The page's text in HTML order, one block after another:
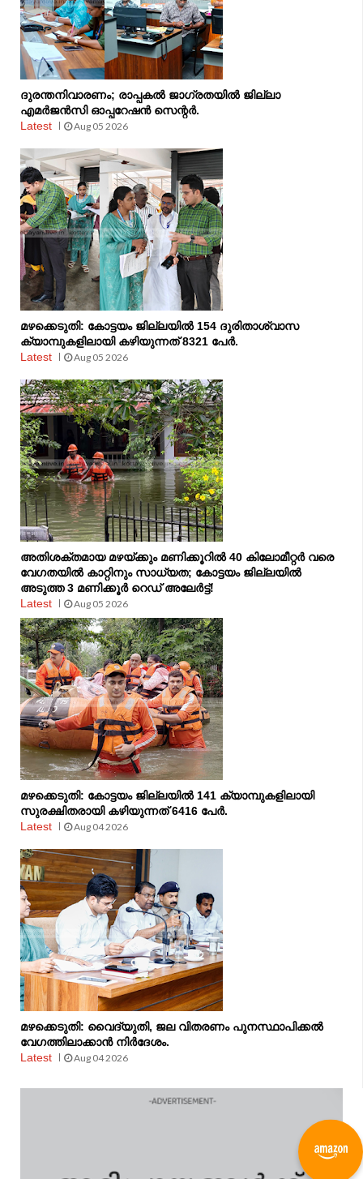
ദുരന്തനിവാരണം; രാപ്പകല്‍ ജാഗ്രതയില്‍ ജില്ലാ
എമര്‍ജന്‍സി ഓപ്പറേഷന്‍ സെന്റര്‍.
Latest
Aug 05 2026
മഴക്കെടുതി: കോട്ടയം ജില്ലയിൽ 154 ദുരിതാശ്വാസ
ക്യാമ്പുകളിലായി കഴിയുന്നത് 8321 പേർ.
Latest
Aug 05 2026
അതിശക്തമായ മഴയ്ക്കും മണിക്കൂറിൽ 40 കിലോമീറ്റർ വരെ
വേഗതയിൽ കാറ്റിനും സാധ്യത; കോട്ടയം ജില്ലയിൽ
അടുത്ത 3 മണിക്കൂർ റെഡ് അലേർട്ട്!
Latest
Aug 05 2026
മഴക്കെടുതി: കോട്ടയം ജില്ലയിൽ 141 ക്യാമ്പുകളിലായി
സുരക്ഷിതരായി കഴിയുന്നത് 6416 പേർ.
Latest
Aug 04 2026
മഴക്കെടുതി: വൈദ്യുതി, ജല വിതരണം പുനസ്ഥാപിക്കൽ
വേഗത്തിലാക്കാൻ നിർദേശം.
Latest
Aug 04 2026